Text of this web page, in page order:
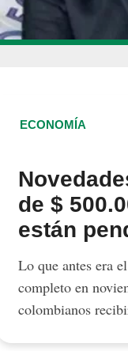
ECONOMÍA
de $
están
Lo que antes era
completo en
colombianos